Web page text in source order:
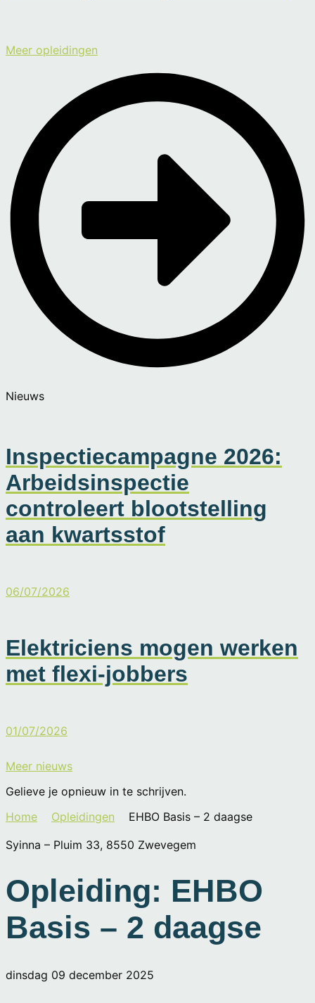
Meer opleidingen
Nieuws
Inspectiecampagne 2026:
Arbeidsinspectie
controleert blootstelling
aan kwartsstof
06/07/2026
Elektriciens mogen werken
met flexi-jobbers
01/07/2026
Meer nieuws
Gelieve je opnieuw in te schrijven.
Home
Opleidingen
EHBO Basis – 2 daagse
Syinna – Pluim 33, 8550 Zwevegem
Opleiding: EHBO
Basis – 2 daagse
dinsdag 09 december 2025